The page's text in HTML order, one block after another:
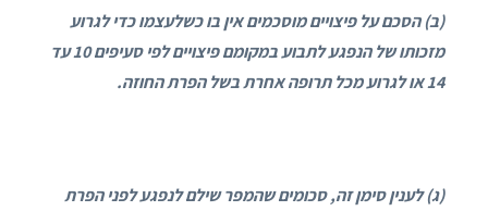
(ב) הסכם על פיצויים מוסכמים אין בו כשלעצמו כדי לגרוע
מזכותו של הנפגע לתבוע במקומם פיצויים לפי סעיפים 10 עד
14 או לגרוע מכל תרופה אחרת בשל הפרת החוזה
.
(ג) לענין סימן זה, סכומים שהמפר שילם לנפגע לפני הפרת